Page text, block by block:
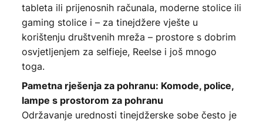
tableta ili prijenosnih računala, moderne stolice ili
gaming stolice i – za tinejdžere vješte u
korištenju društvenih mreža – prostore s dobrim
osvjetljenjem za selfieje, Reelse i još mnogo
toga.
Pametna rješenja za pohranu: Komode, police,
lampe s prostorom za pohranu
Održavanje urednosti tinejdžerske sobe često je